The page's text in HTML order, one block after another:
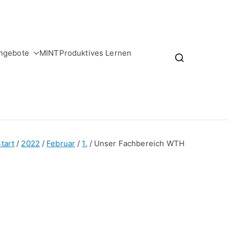
MINTProduktives Lernen
2022 Februar 1. Unser Fachbereich WTH